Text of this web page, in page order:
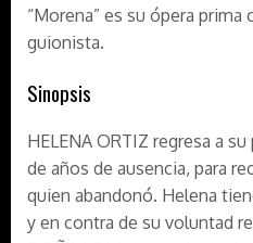
“Morena” es su ópera
guionista.
Sinopsis
HELENA ORTIZ regresa a
de años de ausencia, para
quien abandonó. Helena
y en contra de su voluntad